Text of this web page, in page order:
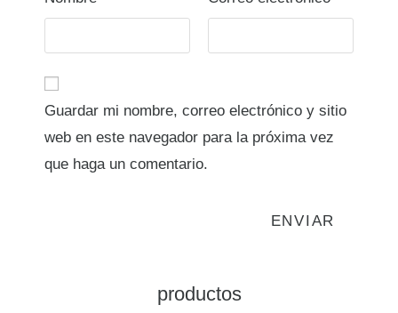
Guardar mi nombre, correo electrónico y sitio
web en este navegador para la próxima vez
que haga un comentario.
productos